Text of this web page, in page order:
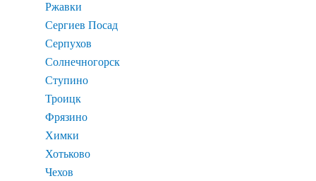
Ржавки
Сергиев Посад
Серпухов
Солнечногорск
Ступино
Троицк
Фрязино
Химки
Хотьково
Чехов